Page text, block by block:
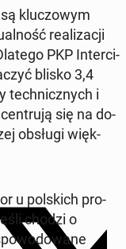
klu­czo­wym
re­ali­za­cji
PKP In­ter­ci­
blisko 3,4
tech­nicz­nych i
się na do­
obsługi więk­
u pol­skich pro­
chodzi o